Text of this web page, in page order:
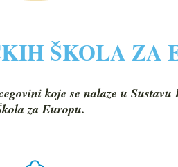
ŠKOLA ZA
koje se nalaze u
za Europu.